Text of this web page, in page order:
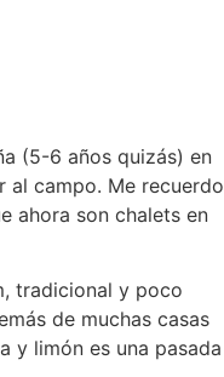
(5-6 años quizás) en
al campo. Me recuerdo
ahora son chalets en
tradicional y poco
de muchas casas
y limón es una pasada